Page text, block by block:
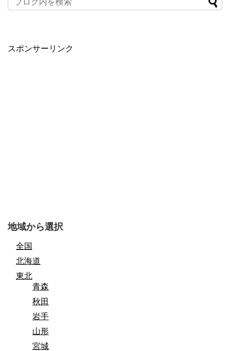
スポンサーリンク
地域から選択
全国
北海道
東北
青森
秋田
岩手
山形
宮城